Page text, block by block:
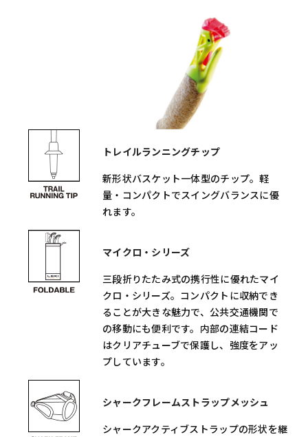
トレイルランニングチップ
新形状バスケット一体型のチップ。軽
量・コンパクトでスイングバランスに優
れます。
マイクロ・シリーズ
三段折りたたみ式の携行性に優れたマイ
クロ・シリーズ。コンパクトに収納でき
ることが大きな魅力で、公共交通機関で
の移動にも便利です。内部の連結コード
はクリアチューブで保護し、強度をアッ
プしています。
シャークフレームストラップメッシュ
シャークアクティブストラップの形状を継